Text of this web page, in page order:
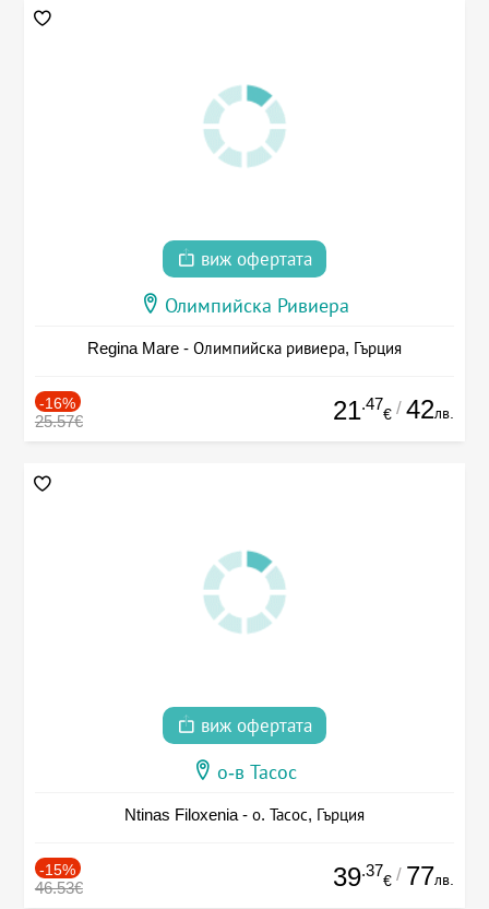
виж офертата
Олимпийска Ривиера
Regina Mare - Олимпийска ривиера, Гърция
-16%
25.57€ 21.47
€ / 42лв.
виж офертата
о-в Тасос
Ntinas Filoxenia - о. Тасос, Гърция
-15%
46.53€ 39.37
€ / 77лв.